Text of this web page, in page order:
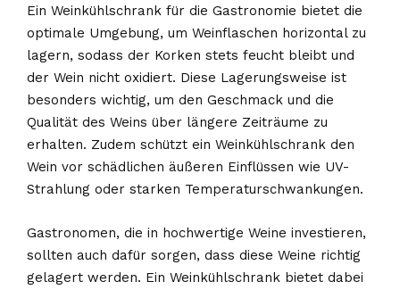
Ein Weinkühlschrank für die Gastronomie bietet die
optimale Umgebung, um Weinflaschen horizontal zu
lagern, sodass der Korken stets feucht bleibt und
der Wein nicht oxidiert. Diese Lagerungsweise ist
besonders wichtig, um den Geschmack und die
Qualität des Weins über längere Zeiträume zu
erhalten. Zudem schützt ein Weinkühlschrank den
Wein vor schädlichen äußeren Einflüssen wie UV-
Strahlung oder starken Temperaturschwankungen.
Gastronomen, die in hochwertige Weine investieren,
sollten auch dafür sorgen, dass diese Weine richtig
gelagert werden. Ein Weinkühlschrank bietet dabei